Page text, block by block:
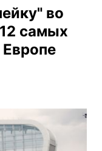
во
самых